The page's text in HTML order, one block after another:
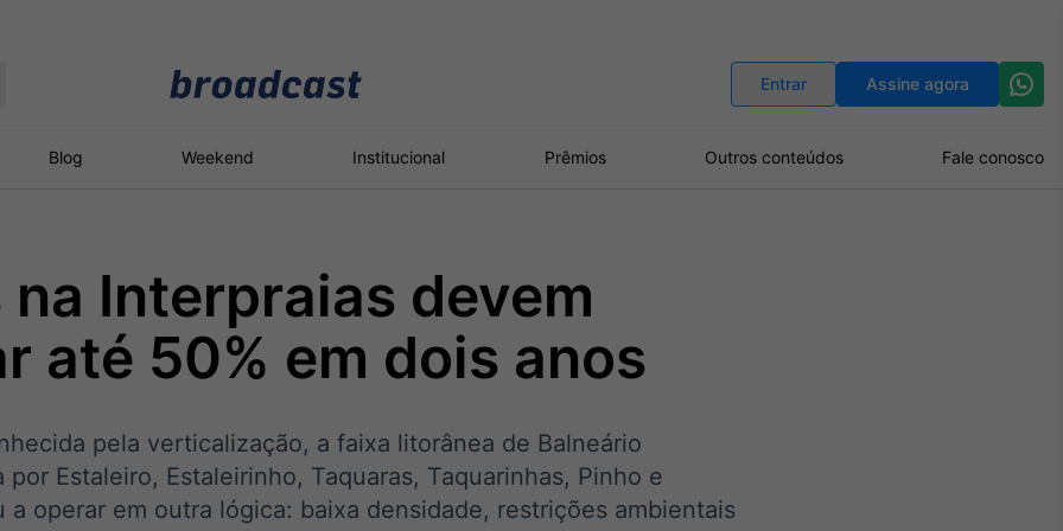
Entrar Assine agora
Blog Weekend Institucional Prêmios Outros conteúdos Fale conosco
Político
Os bastidores da
Broadcast
Energia
O setor de
White Label
Plataforma para
Broadcast
Broadcast
Broadcast
Broadcast
na Interpraias devem
até 50% em dois anos
pela verticalização, a faixa litorânea de Balneário
por Estaleiro, Estaleirinho, Taquaras, Taquarinhas, Pinho e
a operar em outra lógica: baixa densidade, restrições ambientais